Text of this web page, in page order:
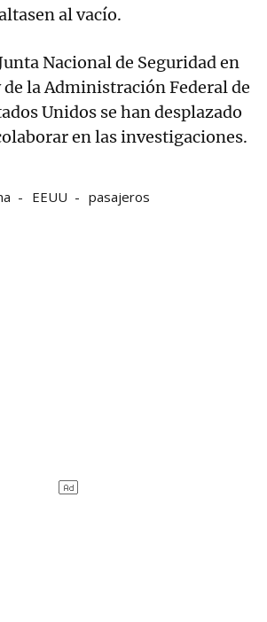
al vacío.
Nacional de Seguridad en
la Administración Federal de
Unidos se han desplazado
en las investigaciones.
EEUU pasajeros